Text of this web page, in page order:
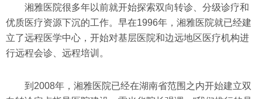
湘雅医院很多年以前就开始探索双向转诊、分级诊疗和
优质医疗资源下沉的工作。早在1996年，湘雅医院就已经建
立了远程医学中心，开始对基层医院和边远地区医疗机构进
行远程会诊、远程培训。
到2008年，湘雅医院已经在湖南省范围之内开始建立双